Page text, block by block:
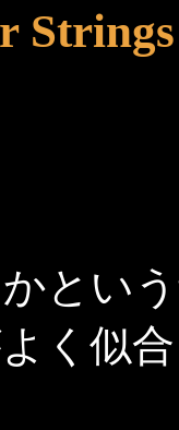
Strings
とい
く似